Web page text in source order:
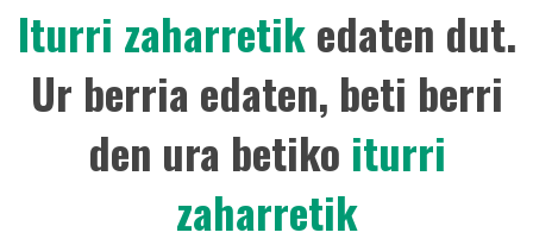
Iturri zaharretikedaten dut.
Ur berria edaten, beti berri
den ura betiko iturri
zaharretik